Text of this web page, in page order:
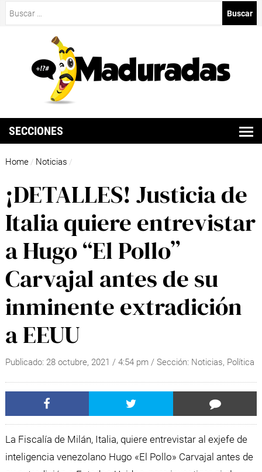
SECCIONES
Home / Noticias /
¡DETALLES! Justicia de
Italia quiere entrevistar
a Hugo “El Pollo”
Carvajal antes de su
inminente extradición
a EEUU
Publicado: 28 octubre, 2021 / 4:54 pm / Sección: Noticias, Política
La Fiscalía de Milán, Italia, quiere entrevistar al exjefe de
inteligencia venezolano Hugo «El Pollo» Carvajal antes de